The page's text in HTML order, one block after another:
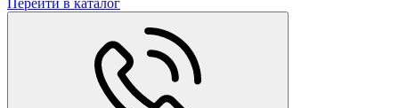
Перейти в каталог